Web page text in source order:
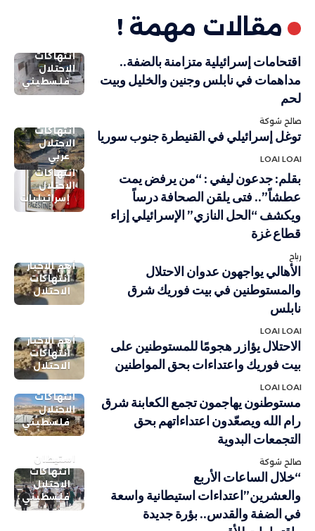
مقالات مهمة !
انتهاكات
الاحتلال
فلسطيني
اقتحامات إسرائيلية متزامنة بالضفة..
مداهمات في نابلس وجنين والخليل وبيت
لحم
صالح شوكة
انتهاكات
الاحتلال
عربي
توغل إسرائيلي في القنيطرة جنوب سوريا
LOAI LOAI
انتهاكات
الاحتلال
إسرائيليات
بقلم: جدعون ليفي : “من يرفض يمت
عطشاً”.. فتى يلقن الصحافة درساً
ويكشف “الحل النازي” الإسرائيلي إزاء
قطاع غزة
رباح
أهم الاخبار
انتهاكات
الاحتلال
الأهالي يواجهون عدوان الاحتلال
والمستوطنين في بيت فوريك شرق
نابلس
LOAI LOAI
أهم الاخبار
انتهاكات
الاحتلال
الاحتلال يؤازر هجومًا للمستوطنين على
بيت فوريك واعتداءات بحق المواطنين
LOAI LOAI
انتهاكات
الاحتلال
فلسطيني
مستوطنون يهاجمون تجمع الكعابنة شرق
رام الله ويصعّدون اعتداءاتهم بحق
التجمعات البدوية
صالح شوكة
استيطان
انتهاكات
الاحتلال
فلسطيني
“خلال الساعات الأربع
والعشرين”اعتداءات استيطانية واسعة
في الضفة والقدس.. بؤرة جديدة